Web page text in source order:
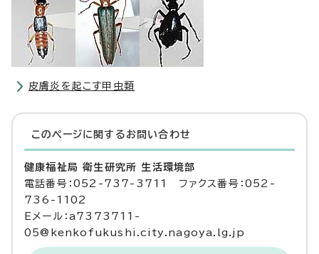
皮膚炎を起こす甲虫類
このページに関する お問い合わせ
健康福祉局 衛生研究所 生活環境部
電話番号：052-737-3711 ファクス番号：052-
736-1102
Eメール：a7373711-
05@kenkofukushi.city.nagoya.lg.jp